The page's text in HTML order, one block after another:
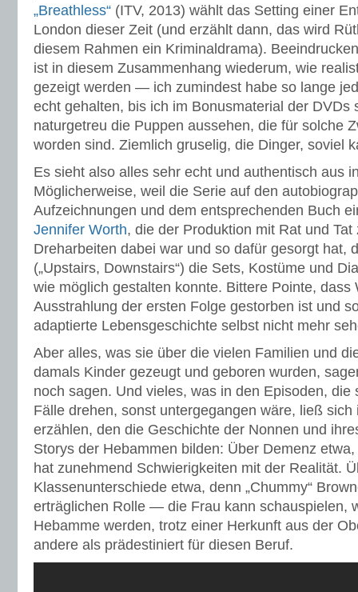
„Breathless“ (ITV, 2013) wählt das Setting einer
London dieser Zeit (und erzählt dann, das wird
diesem Rahmen ein Kriminaldrama).
ist in diesem Zusammenhang wiederum, wie
gezeigt werden — ich zumindest habe so lange
echt gehalten, bis ich im Bonusmaterial der DVDs
naturgetreu die Puppen aussehen, die für solche
worden sind. Ziemlich gruselig, die Dinger, soviel
Es sieht also alles sehr echt und authentisch aus
Möglicherweise, weil die Serie auf den
Aufzeichnungen und dem entsprechenden Buch
Jennifer Worth, die der Produktion mit Rat und
Dreharbeiten dabei war und so dafür gesorgt hat,
(„Upstairs, Downstairs“) die Sets, Kostüme und
wie möglich gestalten konnte. Bittere Pointe, dass
Ausstrahlung der ersten Folge gestorben ist und
adaptierte Lebensgeschichte selbst nicht mehr
Aber alles, was sie über die vielen Familien und
damals Kinder gezeugt und geboren wurden,
noch sagen. Und vieles, was in den Episoden, die
Fälle drehen, sonst untergegangen wäre, ließ
erzählen, den die Geschichte der Nonnen und
Storys der Hebammen bilden: Über Demenz
hat zunehmend Schwierigkeiten mit der Realität.
Klassenunterschiede etwa, denn „Chummy“
erträglichen Rolle — die Frau kann schauspielen,
Hebamme werden, trotz einer Herkunft aus der
andere als prädestiniert für diesen Beruf.